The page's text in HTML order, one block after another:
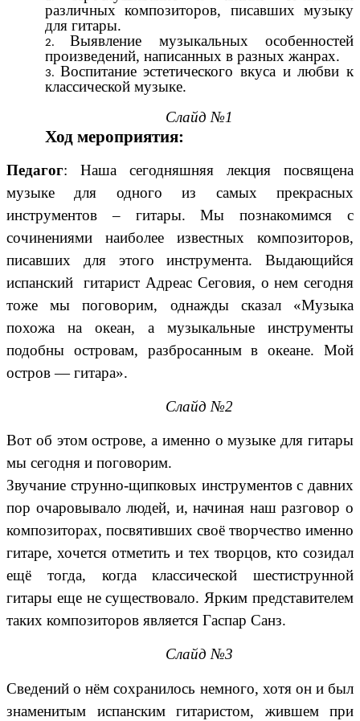
различных композиторов, писавших музыку
для гитары.
Выявление музыкальных особенностей
произведений, написанных в разных жанрах.
Воспитание эстетического вкуса и любви к
классической музыке.
Слайд №1
Ход мероприятия:
Педагог: Наша сегодняшняя лекция посвящена
музыке для одного из самых прекрасных
инструментов – гитары. Мы познакомимся с
сочинениями наиболее известных композиторов,
писавших для этого инструмента. Выдающийся
испанский гитарист Адреас Сеговия, о нем сегодня
тоже мы поговорим, однажды сказал «Музыка
похожа на океан, а музыкальные инструменты
подобны островам, разбросанным в океане. Мой
остров — гитара».
Слайд №2
Вот об этом острове, а именно о музыке для гитары
мы сегодня и поговорим.
Звучание струнно-щипковых инструментов с давних
пор очаровывало людей, и, начиная наш разговор о
композиторах, посвятивших своё творчество именно
гитаре, хочется отметить и тех творцов, кто созидал
ещё тогда, когда классической шестиструнной
гитары еще не существовало. Ярким представителем
таких композиторов является Гаспар Санз.
Слайд №3
Сведений о нём сохранилось немного, хотя он и был
знаменитым испанским гитаристом, жившем при